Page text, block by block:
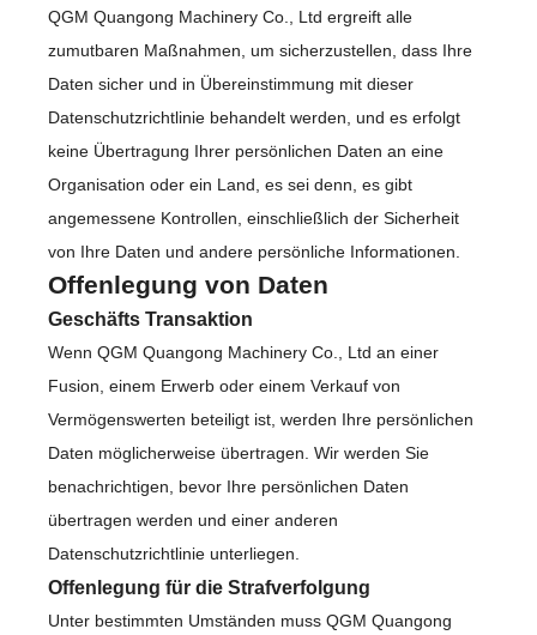
QGM Quangong Machinery Co., Ltd ergreift alle
zumutbaren Maßnahmen, um sicherzustellen, dass Ihre
Daten sicher und in Übereinstimmung mit dieser
Datenschutzrichtlinie behandelt werden, und es erfolgt
keine Übertragung Ihrer persönlichen Daten an eine
Organisation oder ein Land, es sei denn, es gibt
angemessene Kontrollen, einschließlich der Sicherheit
von Ihre Daten und andere persönliche Informationen.
Offenlegung von Daten
Geschäfts Transaktion
Wenn QGM Quangong Machinery Co., Ltd an einer
Fusion, einem Erwerb oder einem Verkauf von
Vermögenswerten beteiligt ist, werden Ihre persönlichen
Daten möglicherweise übertragen. Wir werden Sie
benachrichtigen, bevor Ihre persönlichen Daten
übertragen werden und einer anderen
Datenschutzrichtlinie unterliegen.
Offenlegung für die Strafverfolgung
Unter bestimmten Umständen muss QGM Quangong